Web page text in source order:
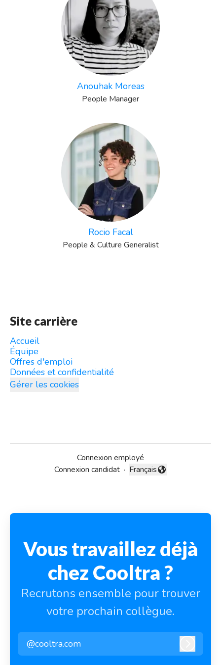
Anouhak Moreas
People Manager
Rocio Facal
People & Culture Generalist
Site carrière
Accueil
Équipe
Offres d'emploi
Données et confidentialité
Gérer les cookies
Connexion employé
Connexion candidat · Changer la langue
Français
Vous travaillez déjà
chez Cooltra ?
Recrutons ensemble pour trouver
votre prochain collègue.
@cooltra.com